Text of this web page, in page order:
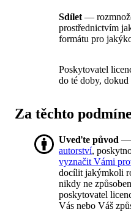
Sdílet —
prostřednictvím
formátu pro
Poskytovatel
do té doby,
Za těchto
Uveďte původ —
autorství,
vyznačit Vámi
docílit jakýmkoli
nikdy ne
poskytovatel
Vás nebo Váš